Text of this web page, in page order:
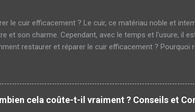
le cuir efficacement ? Le cuir, ce matériau noble et
et son charme. Cependant, avec le temps et l'usure, il
restaurer et réparer le cuir efficacement ? Pourquoi
éclat à cause de divers facteurs : Exposition prolongée
bonne restauration permet de préserver sa durabilité
cuir Évaluation de l'état du cuir Tout d'abord, il est
? Cette évaluation vous aidera à déterminer les outils et
cela coûte-t-il vraiment ? Conseils et